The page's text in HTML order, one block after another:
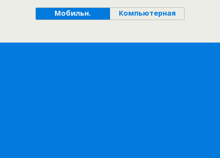
Мобильн. Компьютерная